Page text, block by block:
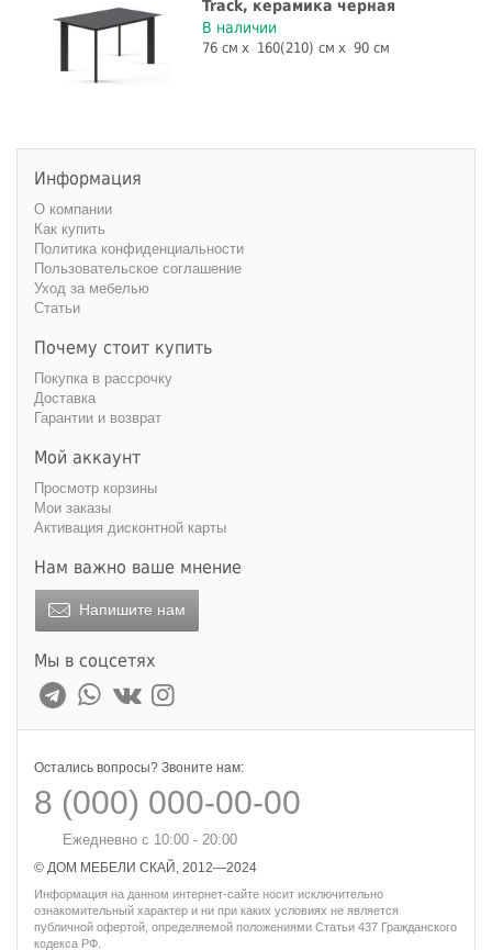
Track, керамика черная
В наличии
76 см 160(210) см 90 см
Информация
О компании
Как купить
Политика конфиденциальности
Пользовательское соглашение
Уход за мебелью
Статьи
Почему стоит купить
Покупка в рассрочку
Доставка
Гарантии и возврат
Мой аккаунт
Просмотр корзины
Мои заказы
Активация дисконтной карты
Нам важно ваше мнение
Напишите нам
Мы в соцсетях
Остались вопросы? Звоните нам:
8 (000) 000-00-00
Ежедневно с 10:00 - 20:00
© ДОМ МЕБЕЛИ СКАЙ, 2012—2024
Информация на данном интернет-сайте носит исключительно
ознакомительный характер и ни при каких условиях не является
публичной офертой, определяемой положениями Статьи 437 Гражданского
кодекса РФ.